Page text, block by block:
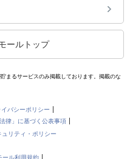
ールトップ
まるサービスのみ掲載しております。掲載のな
イバシーポリシー
律」に基づく公表事項
ュリティ・ポリシー
ール利用規約